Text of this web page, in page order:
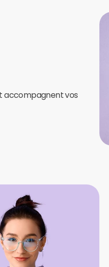
accompagnent vos